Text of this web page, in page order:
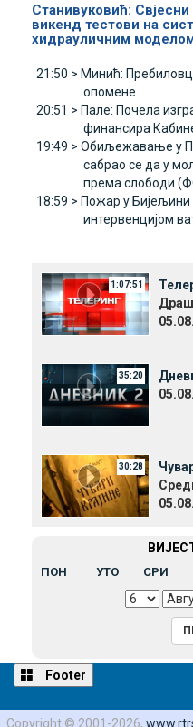
Станивуковић:
викенд тестови на
хидрауличним
21:50 > Минић:
опомене
20:51 > Пале: Почела
финансира
19:49 > Обиљежавање у
сабрао се да у
према слободи
18:59 > Пожар у
интервенцијом
1:07:51
35:20
30:28
ПОН УТО СРИ
Footer
Copyright © 2001-2026,